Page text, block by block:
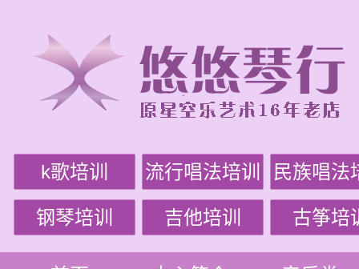
k歌培训 流行唱法培训 民族唱法
钢琴培训 吉他培训 古筝培